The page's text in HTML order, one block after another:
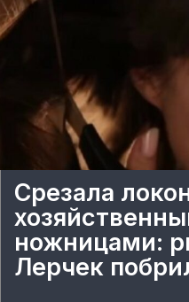
Срезала
ножницами:
Лерчек